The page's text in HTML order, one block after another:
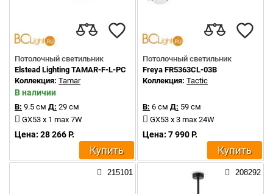
Потолочный светильник
Elstead Lighting TAMAR-F-L-PC
Коллекция: Tamar
В наличии
В: 9.5 см Д: 29 см
GX53 x 1 max 7W
Цена: 28 266 Р.
Купить
Потолочный светильник
Freya FR5363CL-03B
Коллекция: Tactic
В: 6 см Д: 59 см
GX53 x 3 max 24W
Цена: 7 990 Р.
Купить
215101 208292